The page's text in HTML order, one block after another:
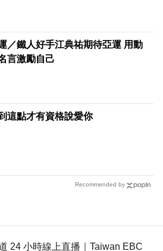
／鐵人好手江典祐期待亞運 用動
言激勵自己
這點才有資格說愛你
Recommended by
24 小時線上直播｜Taiwan EBC